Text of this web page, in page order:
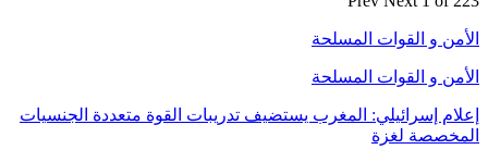
الأمن و القوات المسلحة
الأمن و القوات المسلحة
إعلام إسرائيلي: المغرب يستضيف تدريبات القوة متعددة الجنسيات
المخصصة لغزة